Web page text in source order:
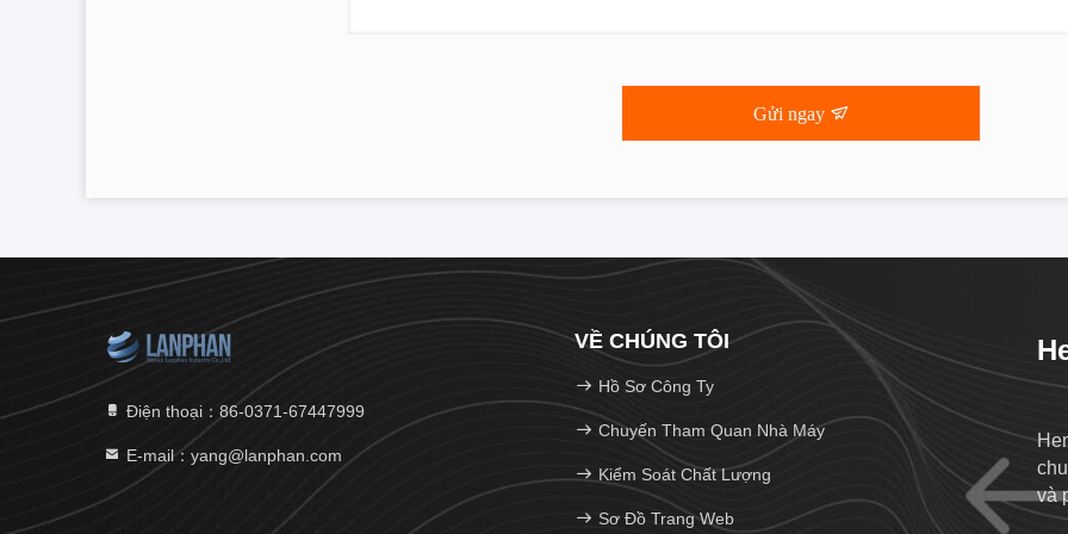
Gửi ngay
Điện thoại：86-0371-67447999
E-mail：yang@lanphan.com
VỀ CHÚNG TÔI
Hồ Sơ Công Ty
Chuyến Tham Quan Nhà Máy
Kiểm Soát Chất Lượng
Sơ Đồ Trang Web
và